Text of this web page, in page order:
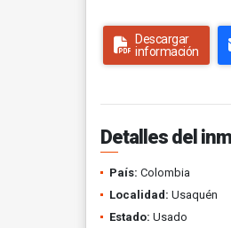
Descargar
información
Detalles del
País: Colombia
Localidad: Usaquén
Estado: Usado